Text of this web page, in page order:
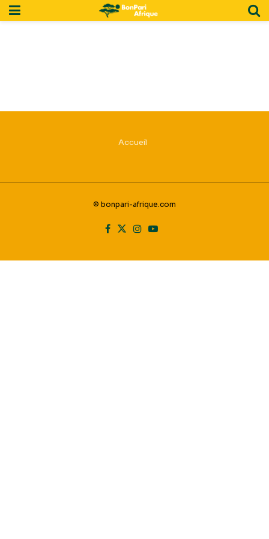
Accueil
© bonpari-afrique.com